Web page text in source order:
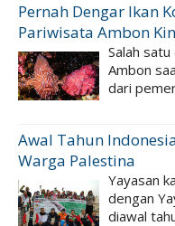
Pernah Dengar Ikan
Pariwisata Ambon
Salah
Ambon
dari
Awal Tahun
Warga Palestina
Yayasan
dengan
diawal